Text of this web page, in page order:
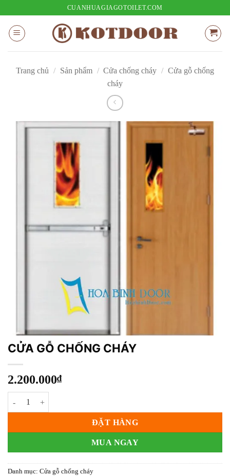
nội
dung
CUANHUAGIAGOTOILET.COM
Trang chủ / Sản phẩm / Cửa chống cháy / Cửa gỗ chống
cháy
CỬA GỖ CHỐNG CHÁY
2.200.000₫
ĐẶT HÀNG
MUA NGAY
Danh mục: Cửa gỗ chống cháy